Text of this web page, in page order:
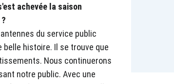
achevée la saison
du service public
histoire. Il se trouve que
Nous continuerons
notre public. Avec une